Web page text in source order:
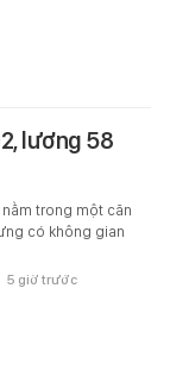
lương 58
trong một căn
có không gian
5 giờ trước